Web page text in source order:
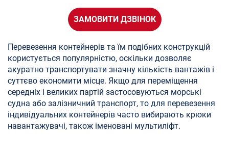
ЗАМОВИТИ ДЗВІНОК
Перевезення контейнерів та їм подібних конструкцій
користується популярністю, оскільки дозволяє
акуратно транспортувати значну кількість вантажів і
суттєво економити місце. Якщо для переміщення
середніх і великих партій застосовуються морські
судна або залізничний транспорт, то для перевезення
індивідуальних контейнерів часто вибирають крюки
навантажувачі, також іменовані мультиліфт.